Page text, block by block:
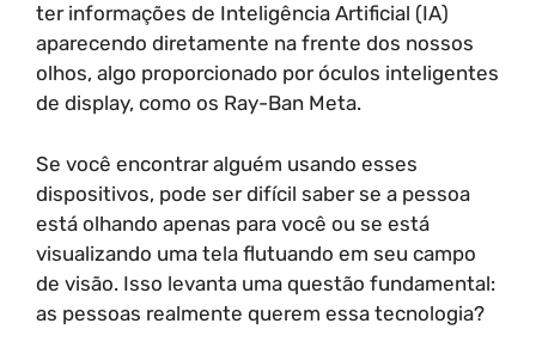
ter informações de Inteligência Artificial (IA)
aparecendo diretamente na frente dos nossos
olhos, algo proporcionado por óculos inteligentes
de display, como os Ray-Ban Meta.
Se você encontrar alguém usando esses
dispositivos, pode ser difícil saber se a pessoa
está olhando apenas para você ou se está
visualizando uma tela flutuando em seu campo
de visão. Isso levanta uma questão fundamental:
as pessoas realmente querem essa tecnologia?